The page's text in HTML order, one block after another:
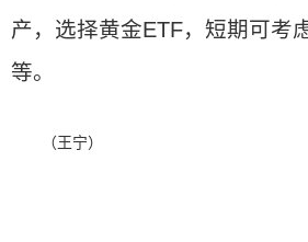
产，选择黄金ETF，短期可考
等。
（王宁）